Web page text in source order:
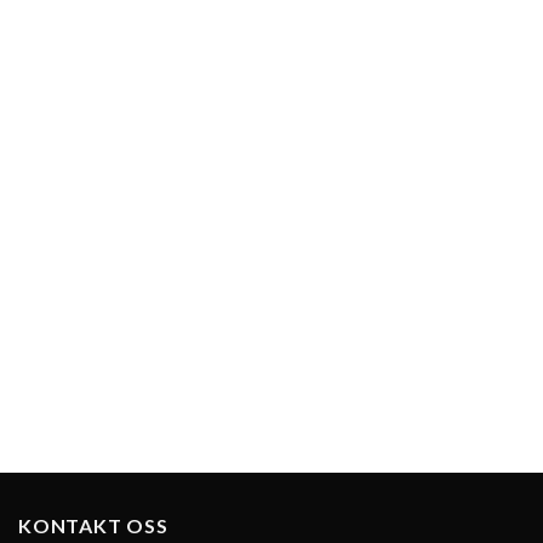
KONTAKT OSS